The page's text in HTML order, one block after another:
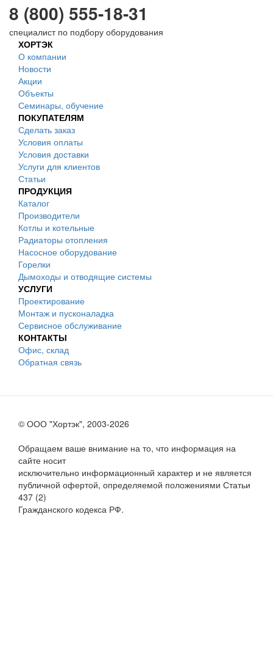
8 (800) 555-18-31
специалист по подбору оборудования
ХОРТЭК
О компании
Новости
Акции
Объекты
Семинары, обучение
ПОКУПАТЕЛЯМ
Сделать заказ
Условия оплаты
Условия доставки
Услуги для клиентов
Статьи
ПРОДУКЦИЯ
Каталог
Производители
Котлы и котельные
Радиаторы отопления
Насосное оборудование
Горелки
Дымоходы и отводящие системы
УСЛУГИ
Проектирование
Монтаж и пусконаладка
Сервисное обслуживание
КОНТАКТЫ
Офис, склад
Обратная связь
© ООО "Хортэк", 2003-2026
Обращаем ваше внимание на то, что информация на
сайте носит
исключительно информационный характер и не является
публичной офертой, определяемой положениями Статьи
437 (2)
Гражданского кодекса РФ.